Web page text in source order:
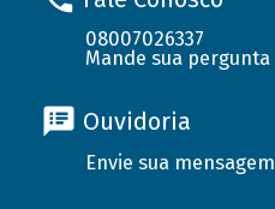
08007026337
Mande sua pergunta
Ouvidoria
Envie sua mensagem